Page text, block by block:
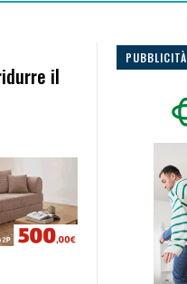
il
PUBBLICITÀ